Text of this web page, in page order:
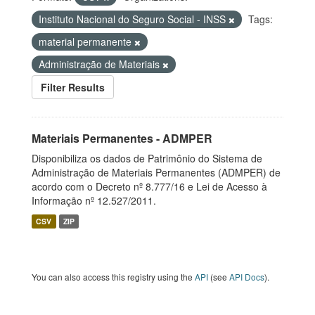
Instituto Nacional do Seguro Social - INSS
Tags:
material permanente
Administração de Materiais
Filter Results
Materiais Permanentes - ADMPER
Disponibiliza os dados de Patrimônio do Sistema de
Administração de Materiais Permanentes (ADMPER) de
acordo com o Decreto nº 8.777/16 e Lei de Acesso à
Informação nº 12.527/2011.
CSV ZIP
You can also access this registry using the API (see API Docs).